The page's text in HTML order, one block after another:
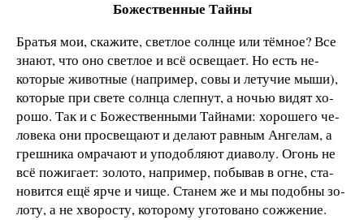
Божественные Тайны
Братья мои, скажите, светлое солнце или тёмное? Все
знают, что оно светлое и всё освещает. Но есть не­
которые животные (например, совы и летучие мыши),
которые при свете солнца слепнут, а ночью видят хо­
рошо. Так и с Божественными Тайнами: хорошего че­
ловека они просвещают и делают равным Ангелам, а
грешника омрачают и уподобляют диаволу. Огонь не
всё пожигает: золото, например, побывав в огне, ста­
новится ещё ярче и чище. Станем же и мы подобны зо­
лоту, а не хворосту, которому уготовано сожжение.